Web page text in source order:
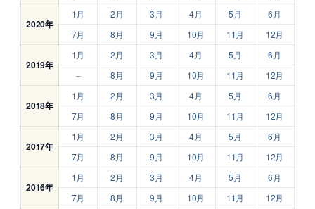
2020年
1月 2月 3月 4月 5月
6月
7月
8月 9月 10月 11月 12月
2019年
1月 2月 3月 4月 5月
6月
–
8月 9月 10月 11月 12月
2018年
1月 2月 3月 4月 5月
6月
7月
8月 9月 10月 11月 12月
2017年
1月 2月 3月 4月 5月
6月
7月
8月 9月 10月 11月 12月
2016年
1月 2月 3月 4月 5月
6月
7月
8月 9月 10月 11月 12月